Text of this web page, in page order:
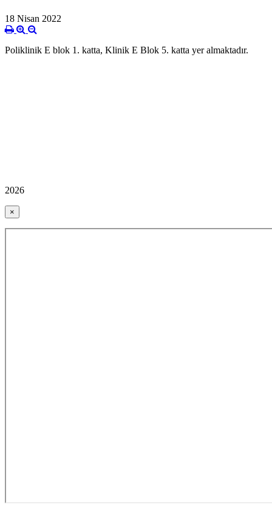
18 Nisan 2022
Poliklinik E blok 1. katta, Klinik E Blok 5. katta yer almaktadır.
2026
×